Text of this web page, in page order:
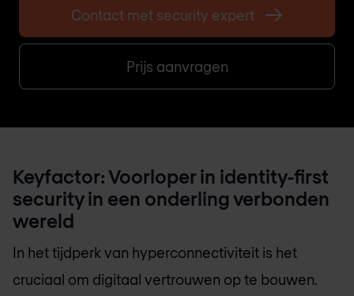
Contact met security expert
Prijs aanvragen
Keyfactor: Voorloper in identity-first
security in een onderling verbonden
wereld
In het tijdperk van hyperconnectiviteit is het
cruciaal om digitaal vertrouwen op te bouwen.